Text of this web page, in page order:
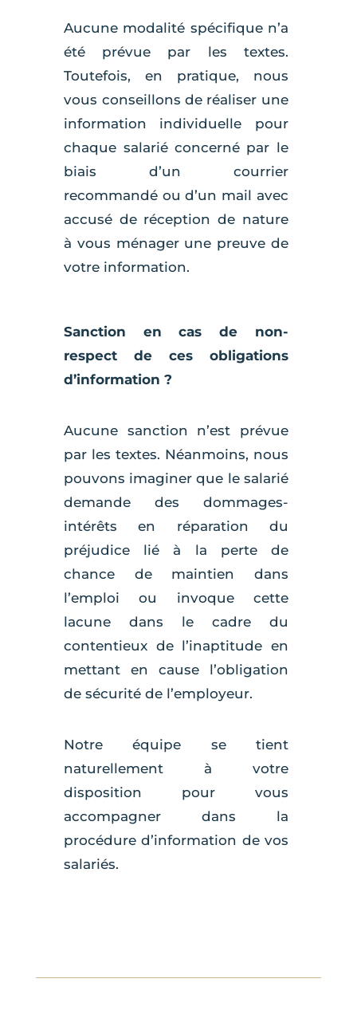
Aucune modalité spécifique n’a
été prévue par les textes.
Toutefois, en pratique, nous
vous conseillons de réaliser une
information individuelle pour
chaque salarié concerné par le
biais d’un courrier
recommandé ou d’un mail avec
accusé de réception de nature
à vous ménager une preuve de
votre information.
Sanction en cas de non-
respect de ces obligations
d’information ?
Aucune sanction n’est prévue
par les textes. Néanmoins, nous
pouvons imaginer que le salarié
demande des dommages-
intérêts en réparation du
préjudice lié à la perte de
chance de maintien dans
l’emploi ou invoque cette
lacune dans le cadre du
contentieux de l’inaptitude en
mettant en cause l’obligation
de sécurité de l’employeur.
Notre équipe se tient
naturellement à votre
disposition pour vous
accompagner dans la
procédure d’information de vos
salariés.